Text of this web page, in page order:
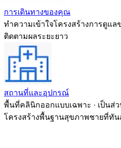
การเดินทางของคุณ
ทำความเข้าใจโครงสร้างการดูแล
ติดตามผลระยะยาว
สถานที่และอุปกรณ์
พื้นที่คลินิกออกแบบเฉพาะ · เป็นส่ว
โครงสร้างพื้นฐานสุขภาพชายที่ทัน